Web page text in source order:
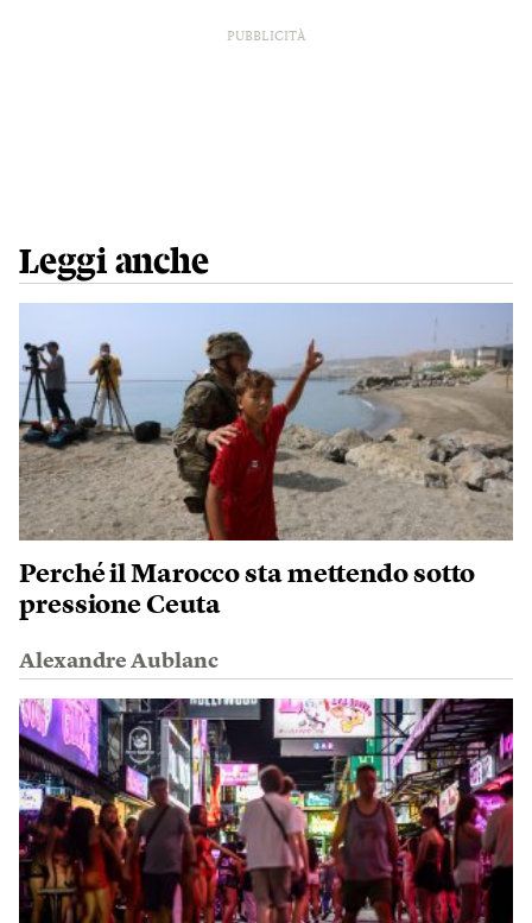
PUBBLICITÀ
Leggi anche
Perché il Marocco sta mettendo sotto
pressione Ceuta
Alexandre Aublanc